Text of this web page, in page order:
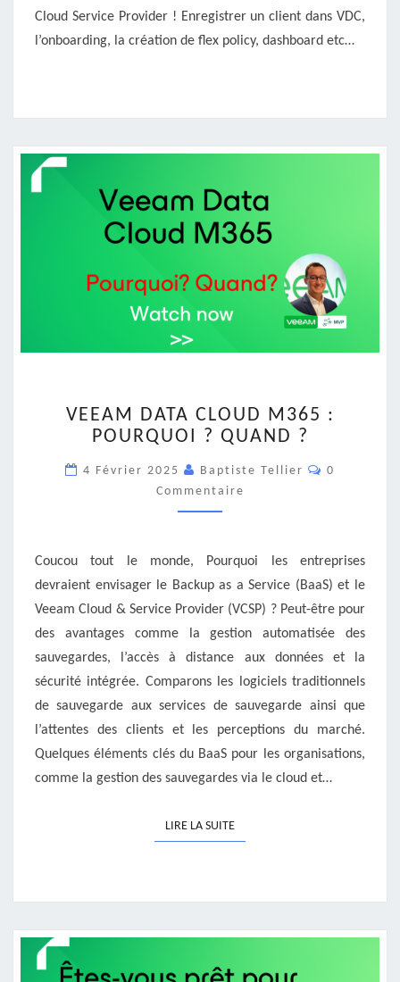
Cloud Service Provider ! Enregistrer un client dans VDC,
l’onboarding, la création de flex policy, dashboard etc…
DATA
CLOUD
:
POURQUOI
?
VEEAM DATA CLOUD M365 :
POURQUOI ? QUAND ?
4 Février 2025 Baptiste Tellier
0
Commentaire
Coucou tout le monde, Pourquoi les entreprises
devraient envisager le Backup as a Service (BaaS) et le
Veeam Cloud & Service Provider (VCSP) ? Peut-être pour
des avantages comme la gestion automatisée des
sauvegardes, l’accès à distance aux données et la
sécurité intégrée. Comparons les logiciels traditionnels
de sauvegarde aux services de sauvegarde ainsi que
l’attentes des clients et les perceptions du marché.
Quelques éléments clés du BaaS pour les organisations,
comme la gestion des sauvegardes via le cloud et…
LIRE LA SUITELIRE LA SUITE